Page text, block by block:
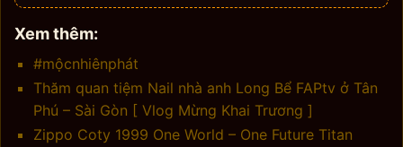
Xem thêm:
#mộcnhiênphát
Thăm quan tiệm Nail nhà anh Long Bể FAPtv ở Tân
Phú – Sài Gòn [ Vlog Mừng Khai Trương ]
Zippo Coty 1999 One World – One Future Titan